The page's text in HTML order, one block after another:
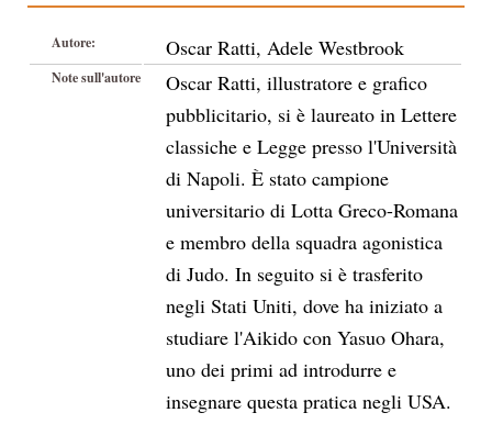
Autore: Oscar Ratti, Adele Westbrook
Note sull'autore
Oscar Ratti, illustratore e grafico
pubblicitario, si è laureato in Lettere
classiche e Legge presso l'Università
di Napoli. È stato campione
universitario di Lotta Greco-Romana
e membro della squadra agonistica
di Judo. In seguito si è trasferito
negli Stati Uniti, dove ha iniziato a
studiare l'Aikido con Yasuo Ohara,
uno dei primi ad introdurre e
insegnare questa pratica negli USA.